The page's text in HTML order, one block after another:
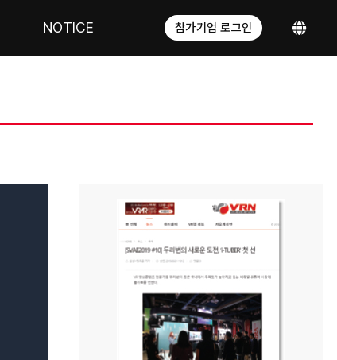
NOTICE 참가기업 로그인